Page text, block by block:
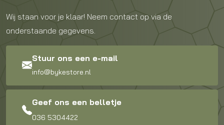
Wij staan voor je klaar! Neem contact op via de
onderstaande gegevens.
Stuur ons een e-mail
info@bykestore.nl
Geef ons een belletje
036 5304422